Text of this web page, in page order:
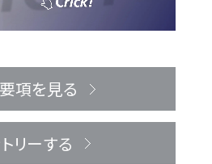
項を見る
リーする